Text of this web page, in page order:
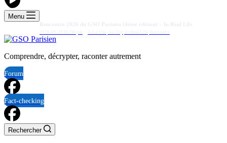
Menu
Comprendre, décrypter, raconter autrement
Forum
Fact-checking
Rechercher